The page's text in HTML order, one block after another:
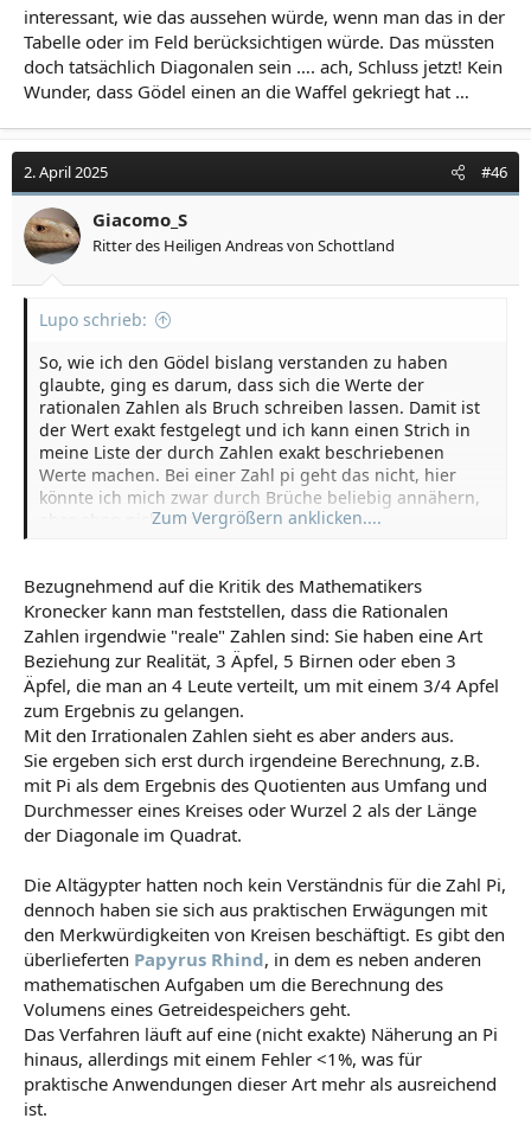
interessant, wie das aussehen würde, wenn man das in der
Tabelle oder im Feld berücksichtigen würde. Das müssten
doch tatsächlich Diagonalen sein …. ach, Schluss jetzt! Kein
Wunder, dass Gödel einen an die Waffel gekriegt hat …
2. April 2025 #46
Giacomo_S
Ritter des Heiligen Andreas von Schottland
Lupo schrieb:
So, wie ich den Gödel bislang verstanden zu haben
glaubte, ging es darum, dass sich die Werte der
rationalen Zahlen als Bruch schreiben lassen. Damit ist
der Wert exakt festgelegt und ich kann einen Strich in
meine Liste der durch Zahlen exakt beschriebenen
Werte machen. Bei einer Zahl pi geht das nicht, hier
könnte ich mich zwar durch Brüche beliebig annähern,
aber eben nicht exakt.Zum Vergrößern anklicken....
Bezugnehmend auf die Kritik des Mathematikers
Kronecker kann man feststellen, dass die Rationalen
Zahlen irgendwie "reale" Zahlen sind: Sie haben eine Art
Beziehung zur Realität, 3 Äpfel, 5 Birnen oder eben 3
Äpfel, die man an 4 Leute verteilt, um mit einem 3/4 Apfel
zum Ergebnis zu gelangen.
Mit den Irrationalen Zahlen sieht es aber anders aus.
Sie ergeben sich erst durch irgendeine Berechnung, z.B.
mit Pi als dem Ergebnis des Quotienten aus Umfang und
Durchmesser eines Kreises oder Wurzel 2 als der Länge
der Diagonale im Quadrat.
Die Altägypter hatten noch kein Verständnis für die Zahl Pi,
dennoch haben sie sich aus praktischen Erwägungen mit
den Merkwürdigkeiten von Kreisen beschäftigt. Es gibt den
überlieferten Papyrus Rhind, in dem es neben anderen
mathematischen Aufgaben um die Berechnung des
Volumens eines Getreidespeichers geht.
Das Verfahren läuft auf eine (nicht exakte) Näherung an Pi
hinaus, allerdings mit einem Fehler <1%, was für
praktische Anwendungen dieser Art mehr als ausreichend
ist.